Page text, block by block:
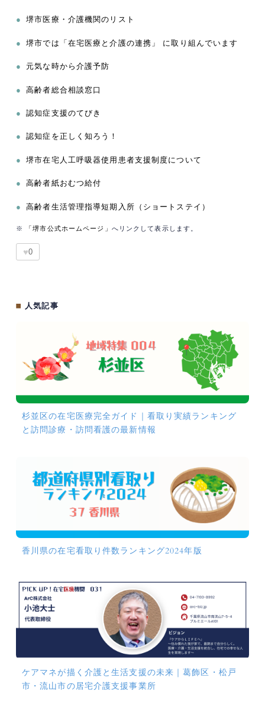
● 堺市医療・介護機関のリスト
● 堺市では「在宅医療と介護の連携」 に取り組んでいます
● 元気な時から介護予防
● 高齢者総合相談窓口
● 認知症支援のてびき
● 認知症を正しく知ろう！
● 堺市在宅人工呼吸器使用患者支援制度について
● 高齢者紙おむつ給付
● 高齢者生活管理指導短期入所（ショートステイ）
※ 「堺市公式ホームページ」 へリンクして表示します。
♥0
■ 人気記事
杉並区の在宅医療完全ガイド｜看取り実績ランキング
と訪問診療・訪問看護の最新情報
香川県の在宅看取り件数ランキング2024年版
ケアマネが描く介護と生活支援の未来｜葛飾区・松戸
市・流山市の居宅介護支援事業所